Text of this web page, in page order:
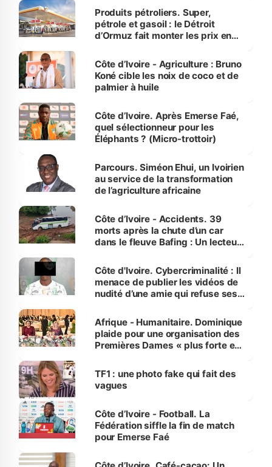
menacées
Produits pétroliers. Super,
pétrole et gasoil : le Détroit
d’Ormuz fait monter les prix en
Côte d’Ivoire - Agriculture : Bruno
Koné cible les noix de coco et de
palmier à huile
Côte d’Ivoire. Après Emerse Faé,
quel sélectionneur pour les
Éléphants ? (Micro-trottoir)
Parcours. Siméon Ehui, un Ivoirien
au service de la transformation
de l’agriculture africaine
Côte d’Ivoire - Accidents. 39
morts après la chute d’un car
dans le fleuve Bafing : Un lecteur
des Transports
Côte d'Ivoire. Cybercriminalité : Il
menace de publier les vidéos de
nudité d’une amie qui refuse ses
Afrique - Humanitaire. Dominique
plaide pour une organisation des
Premières Dames « plus forte et
sur la scène internationale »
TF1 : une photo fake qui fait des
vagues
Côte d’Ivoire - Football. La
Fédération siffle la fin de match
pour Emerse Faé